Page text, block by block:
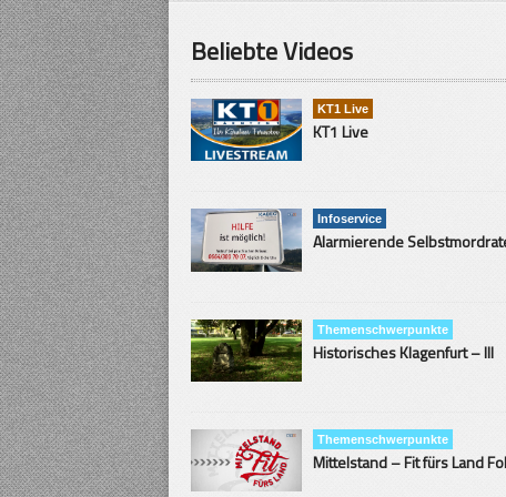
Beliebte Videos
KT1 Live
KT1 Live
Infoservice
Themenschwerpunkte
Historisches Klagenfurt – III
Themenschwerpunkte